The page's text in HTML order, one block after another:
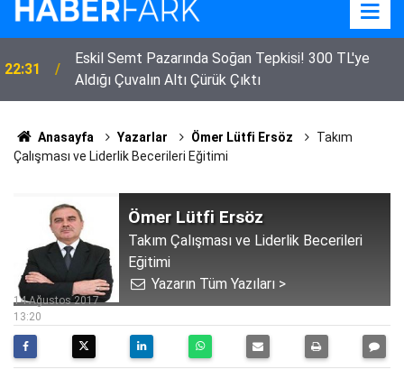
22:31
Eskil Semt Pazarında Soğan Tepkisi! 300 TL'ye
Aldığı Çuvalın Altı Çürük Çıktı
Anasayfa Yazarlar Ömer Lütfi Ersöz
Takım
Çalışması ve Liderlik Becerileri Eğitimi
Ömer Lütfi Ersöz
Takım Çalışması ve Liderlik Becerileri
Eğitimi
Yazarın Tüm Yazıları >
13:20
14 Ağustos 2017